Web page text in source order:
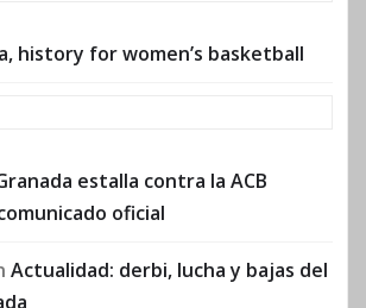
history for women’s basketball
estalla contra la ACB
oficial
Actualidad: derbi, lucha y bajas del